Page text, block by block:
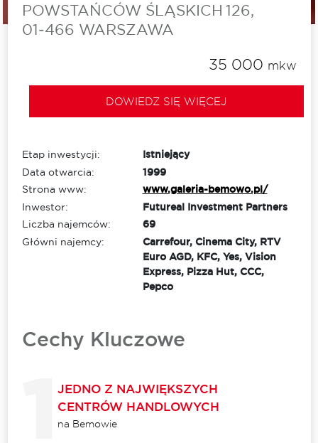
POWSTAŃCÓW ŚLĄSKICH 126,
01‑466 WARSZAWA
35 000 mkw
DOWIEDZ SIĘ WIĘCEJ
Etap inwestycji:
Istniejący
Data otwarcia:
1999
Strona www:
www.galeria-bemowo.pl/
Inwestor:
Futureal Investment Partners
Liczba najemców:
69
Główni najemcy:
Carrefour, Cinema City, RTV
Euro AGD, KFC, Yes, Vision
Express, Pizza Hut, CCC,
Pepco
Cechy Kluczowe
JEDNO Z NAJWIĘKSZYCH
CENTRÓW HANDLOWYCH
na Bemowie